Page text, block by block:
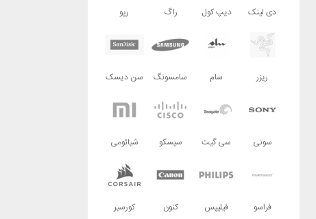
دی لینک دیپ کول راگ رپو
ریزر سام سامسونگ سن دیسک
سونی سی گیت سیسکو شیائومی
فراسو فیلیپس کنون کورسیر